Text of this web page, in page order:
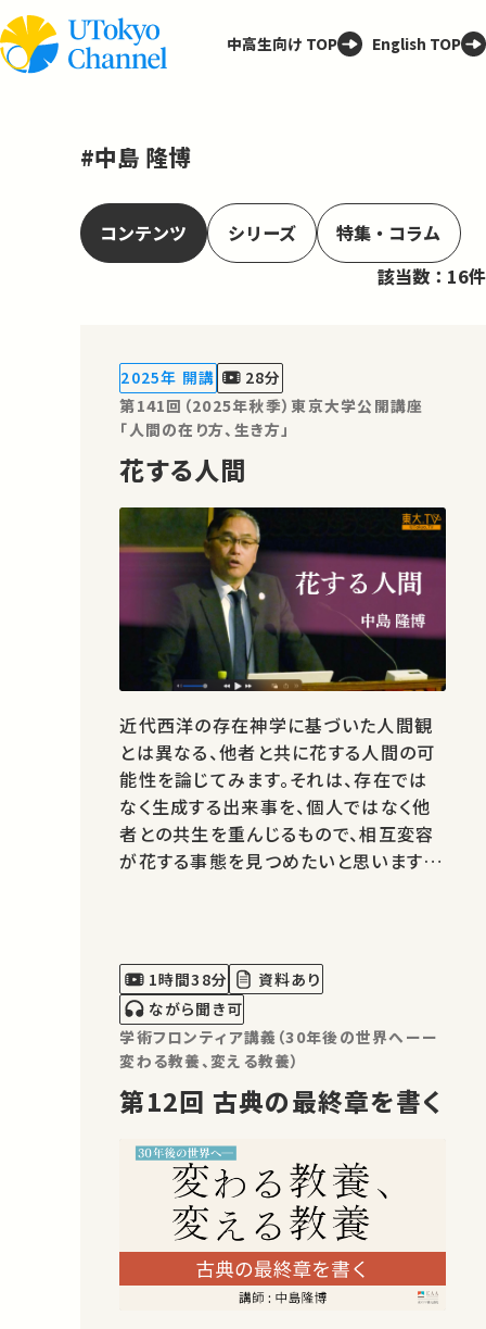
中高生向け TOP English TOP
#中島 隆博
コンテンツ シリーズ
特集・コラム
該当数：16件
2025年 開講
28分
第141回（2025年秋季）東京大学公開講座
「人間の在り方、生き方」
花する人間
近代西洋の存在神学に基づいた人間観
とは異なる、他者と共に花する人間の可
能性を論じてみます。それは、存在では
なく生成する出来事を、個人ではなく他
者との共生を重んじるもので、相互変容
が花する事態を見つめたいと思います。
お願いします。 この講演は日本語で行わ
れました。 運営・著作権処理・映…
1時間38分
資料あり
ながら聞き可
学術フロンティア講義（30年後の世界へーー
変わる教養、変える教養）
第12回 古典の最終章を書く